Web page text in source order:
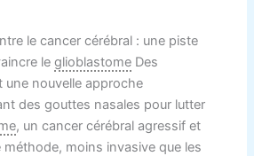
le cancer cérébral : une piste
le glioblastomeDes
une nouvelle approche
des gouttes nasales pour lutter
, un cancer cérébral agressif et
moins invasive que les